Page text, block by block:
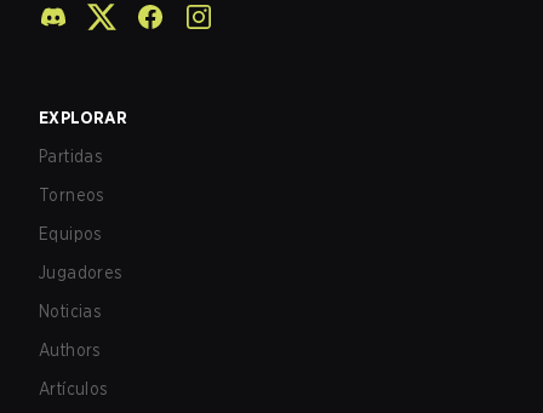
EXPLORAR
Partidas
Torneos
Equipos
Jugadores
Noticias
Authors
Artículos